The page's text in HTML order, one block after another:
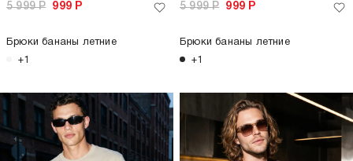
5 999Р 999 Р
Брюки бананы летние
+1
5 999Р 999 Р
Брюки бананы летние
+1